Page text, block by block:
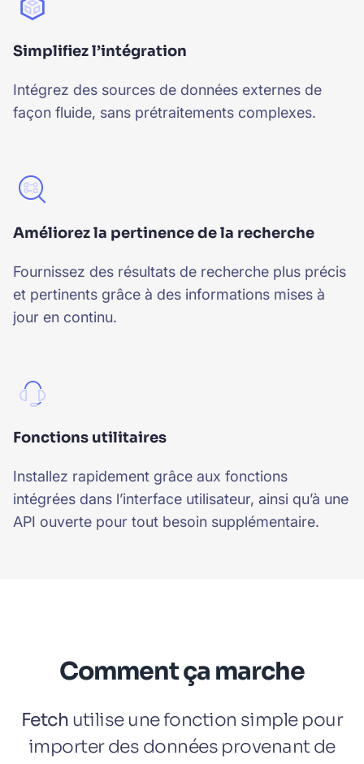
Simplifiez l’intégration
Intégrez des sources de données externes de
façon fluide, sans prétraitements complexes.
Améliorez la pertinence de la recherche
Fournissez des résultats de recherche plus précis
et pertinents grâce à des informations mises à
jour en continu.
Fonctions utilitaires
Installez rapidement grâce aux fonctions
intégrées dans l’interface utilisateur, ainsi qu’à une
API ouverte pour tout besoin supplémentaire.
Comment ça marche
Fetch utilise une fonction simple pour
importer des données provenant de